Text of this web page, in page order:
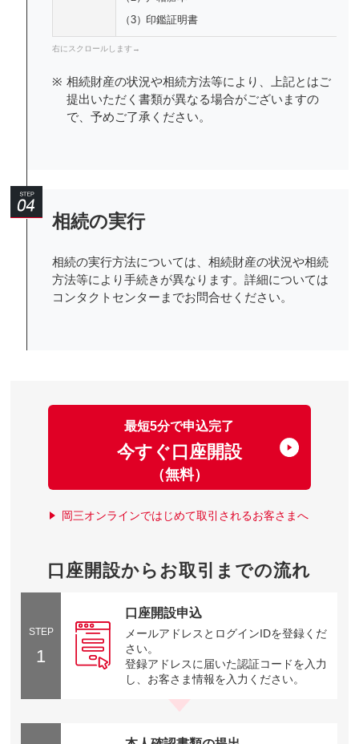
（3）印鑑証明書
※ 相続財産の状況や相続方法等により、上記とはご
提出いただく書類が異なる場合がございますの
で、予めご了承ください。
相続の実行
相続の実行方法については、相続財産の状況や相続
方法等により手続きが異なります。詳細については
コンタクトセンターまでお問合せください。
最短5分で申込完了
今すぐ口座開設
（無料）
岡三オンラインではじめて取引されるお客さまへ
口座開設からお取引までの流れ
STEP
1
口座開設申込
メールアドレスとログインIDを登録くだ
さい。
登録アドレスに届いた認証コードを入力
し、お客さま情報を入力ください。